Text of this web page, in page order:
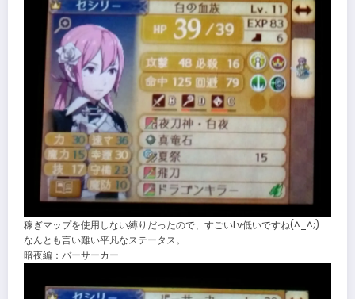
稼ぎマップを使用しない縛りだったので、すごいLv低いですね(^_^;)
なんとも言い難い平凡なステータス。
暗夜編：バーサーカー